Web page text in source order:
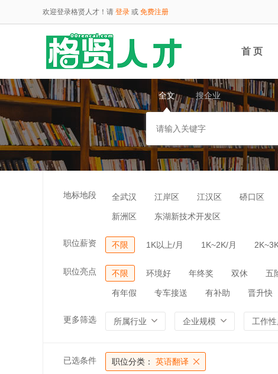
欢迎登录格贤人才！请 登录 或 免费注册
首 页
云端职位
全文 搜企业
地标地段 全武汉 江岸区 江汉区 硚口区
新洲区 东湖新技术开发区
职位薪资 不限 1K以上/月 1K~2K/月
职位亮点 不限 环境好 年终奖 双休 五
有年假 专车接送 有补助 晋升快
更多筛选 所属行业 企业规模 工作
已选条件 职位分类： 英语翻译